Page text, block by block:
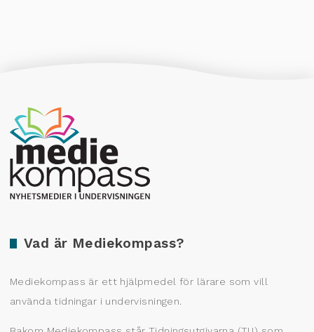
Vad är Mediekompass?
Mediekompass är ett hjälpmedel för lärare som vill
använda tidningar i undervisningen.
Producerad av Gota Media Brand Studio